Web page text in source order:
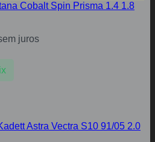
Cobalt Spin Prisma 1.4 1.8
juros